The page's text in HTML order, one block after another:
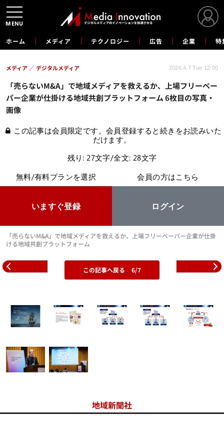
ホーム メディア テクノロジー 広告 企業 特
「売らないM&A」で地域メディアを救えるか、上場フリーペー
パー企業が仕掛ける地域共創プラットフォーム 6枚目の写真・
画像
メディア デジタルメディア 2026.4.7 Tue 12:00
この記事は会員限定です。会員登録すると続きをお読みいた
だけます。
残り: 27文字/全文: 28文字
無料/有料プランを選択
いますぐ登録
会員の方はこちら
ログイン
「売らないM&A」で地域メディアを救えるか、上場フリーペーパー企業が仕掛
ける地域共創プラットフォーム
この記事へ戻る 6/7
地域新聞社
MENU